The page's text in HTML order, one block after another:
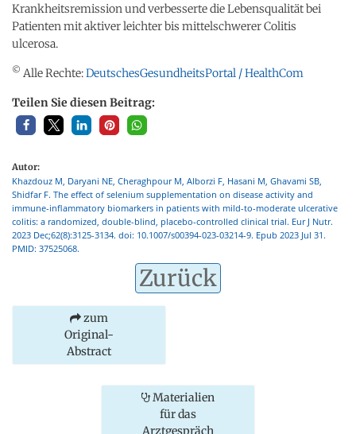
Krankheitsremission und verbesserte die Lebensqualität bei
Patienten mit aktiver leichter bis mittelschwerer Colitis
ulcerosa.
© Alle Rechte:DeutschesGesundheitsPortal / HealthCom
Teilen Sie diesen Beitrag:
Autor:
Khazdouz M, Daryani NE, Cheraghpour M, Alborzi F, Hasani M, Ghavami SB,
Shidfar F. The effect of selenium supplementation on disease activity and
immune-inflammatory biomarkers in patients with mild-to-moderate ulcerative
colitis: a randomized, double-blind, placebo-controlled clinical trial. Eur J Nutr.
2023 Dec;62(8):3125-3134. doi: 10.1007/s00394-023-03214-9. Epub 2023 Jul 31.
PMID: 37525068.
Zurück
zum
Original-
Abstract
Materialien
für das
Arztgespräch